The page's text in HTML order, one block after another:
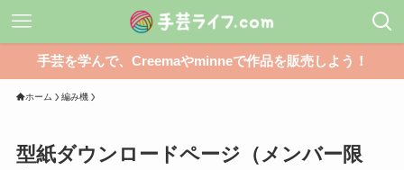
手芸を学んで、Creemaやminneで作品を販売しよう！
ホーム 編み機
型紙ダウンロードページ（メンバー限